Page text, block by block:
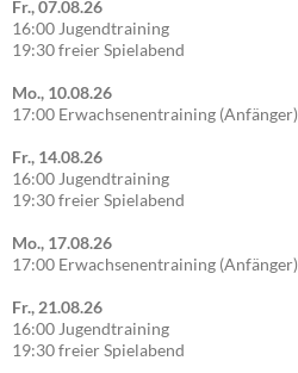
Fr., 07.08.26
16:00 Jugendtraining
19:30 freier Spielabend
Mo., 10.08.26
17:00 Erwachsenentraining (Anfänger)
Fr., 14.08.26
16:00 Jugendtraining
19:30 freier Spielabend
Mo., 17.08.26
17:00 Erwachsenentraining (Anfänger)
Fr., 21.08.26
16:00 Jugendtraining
19:30 freier Spielabend